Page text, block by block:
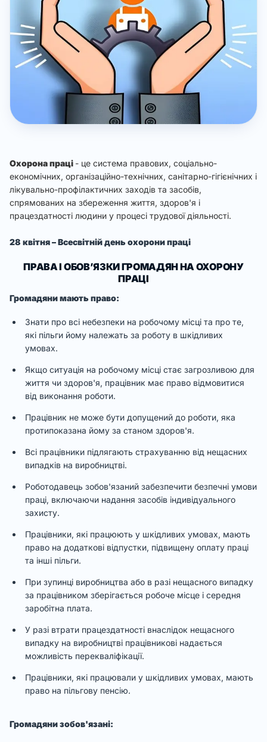
Охорона праці - це система правових, соціально-
економічних, організаційно-технічних, санітарно-гігієнічних і
лікувально-профілактичних заходів та засобів,
спрямованих на збереження життя, здоров'я і
працездатності людини у процесі трудової діяльності.
28 квітня – Всесвітній день охорони праці
ПРАВА І ОБОВ’ЯЗКИ ГРОМАДЯН НА ОХОРОНУ
ПРАЦІ
Громадяни мають право:
Знати про всі небезпеки на робочому місці та про те,
які пільги йому належать за роботу в шкідливих
умовах.
Якщо ситуація на робочому місці стає загрозливою для
життя чи здоров'я, працівник має право відмовитися
від виконання роботи.
Працівник не може бути допущений до роботи, яка
протипоказана йому за станом здоров'я.
Всі працівники підлягають страхуванню від нещасних
випадків на виробництві.
Роботодавець зобов'язаний забезпечити безпечні умови
праці, включаючи надання засобів індивідуального
захисту.
Працівники, які працюють у шкідливих умовах, мають
право на додаткові відпустки, підвищену оплату праці
та інші пільги.
При зупинці виробництва або в разі нещасного випадку
за працівником зберігається робоче місце і середня
заробітна плата.
У разі втрати працездатності внаслідок нещасного
випадку на виробництві працівникові надається
можливість перекваліфікації.
Працівники, які працювали у шкідливих умовах, мають
право на пільгову пенсію.
Громадяни зобов'язані: